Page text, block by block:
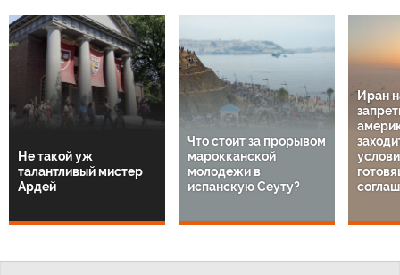
Не такой уж
талантливый мистер
Ардей
Что стоит за прорывом
марокканской
молодежи в
испанскую Сеуту?
Иран